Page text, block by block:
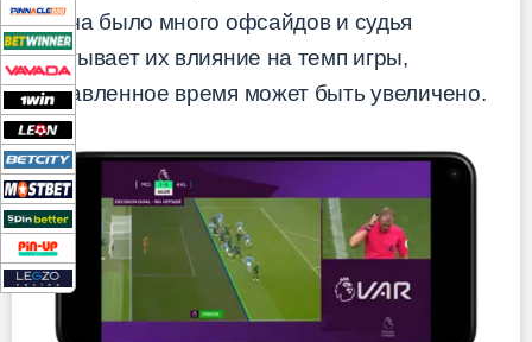
матча было много офсайдов и судья
учитывает их влияние на темп игры,
добавленное время может быть увеличено.